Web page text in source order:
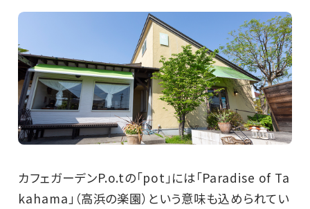
カフェガーデンP.o.tの「pot」には「Paradise of Ta
kahama」（高浜の楽園）という意味も込められてい